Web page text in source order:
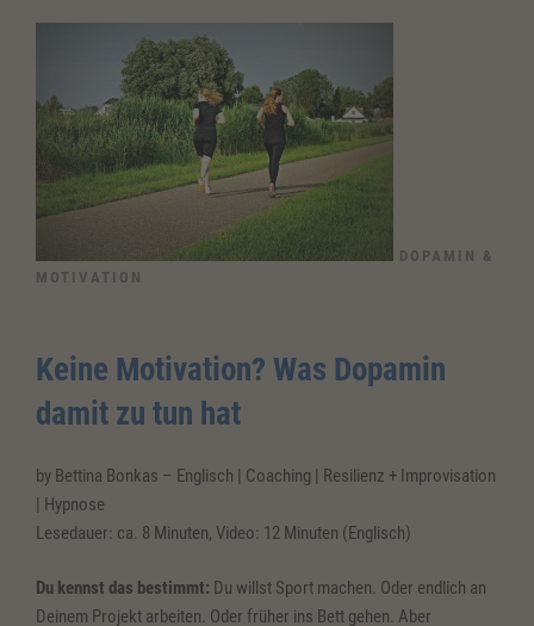
DOPAMIN &
MOTIVATION
Keine Motivation? Was Dopamin
damit zu tun hat
by Bettina Bonkas – Englisch | Coaching | Resilienz + Improvisation
| Hypnose
Lesedauer: ca. 8 Minuten, Video: 12 Minuten (Englisch)
Du kennst das bestimmt: Du willst Sport machen. Oder endlich an
Deinem Projekt arbeiten. Oder früher ins Bett gehen. Aber